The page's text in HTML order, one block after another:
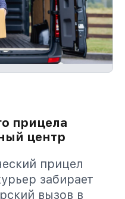
прицела
центр
прицел
забирает
вызов в